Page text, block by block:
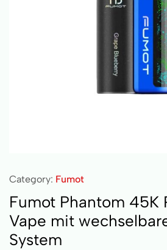
Category: Fumot
Fumot Phantom 45K
Vape mit
System